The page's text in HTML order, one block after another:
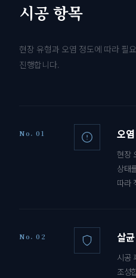
시공 항목
현장 유형과 오염 정도에 따라 필
진행합니다.
No. 01 오
현장
상태
따라
No. 02 살
시공
조성